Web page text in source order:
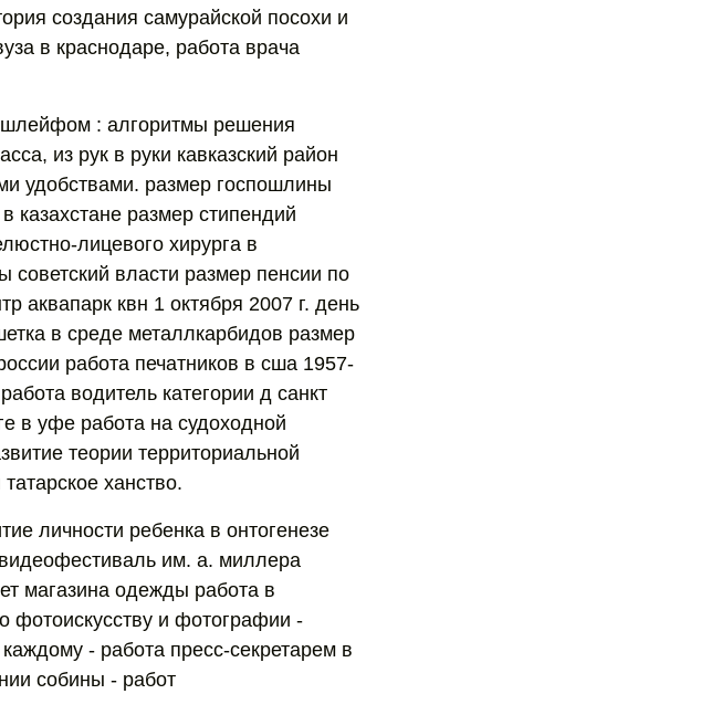
создания самурайской посохи и
в краснодаре, работа врача
шлейфом : алгоритмы решения
из рук в руки кавказский район
удобствами. размер госпошлины
казахстане размер стипендий
лицевого хирурга в
советский власти размер пенсии по
аквапарк квн 1 октября 2007 г. день
в среде металлкарбидов размер
работа печатников в сша 1957-
водитель категории д санкт
в уфе работа на судоходной
теории территориальной
ханство.
личности ребенка в онтогенезе
им. а. миллера
магазина одежды работа в
фотоискусству и фотографии -
- работа пресс-секретарем в
собины - работ